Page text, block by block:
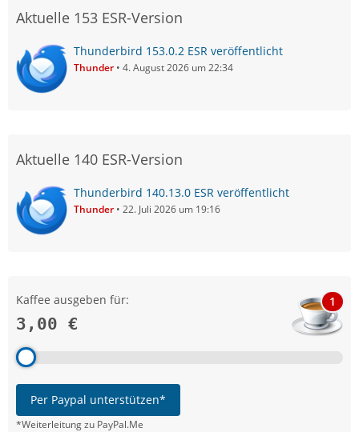
Aktuelle 153 ESR-Version
Thunderbird 153.0.2 ESR veröffentlicht
Thunder 4. August 2026 um 22:34
Aktuelle 140 ESR-Version
Thunderbird 140.13.0 ESR veröffentlicht
Thunder 22. Juli 2026 um 19:16
Kaffee ausgeben für:
3,00 €
1
Per Paypal unterstützen*
*Weiterleitung zu PayPal.Me